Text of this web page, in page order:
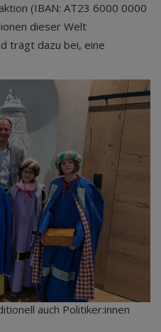
(IBAN: AT23 6000 0000
dieser Welt
trägt dazu bei, eine
auch Politiker:innen